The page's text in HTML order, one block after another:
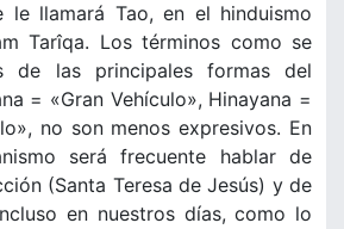
le llamará Tao, en el hinduismo
Tarîqa. Los términos como se
de las principales formas del
= «Gran Vehículo», Hinayana =
no son menos expresivos. En
será frecuente hablar de
(Santa Teresa de Jesús) y de
en nuestros días, como lo